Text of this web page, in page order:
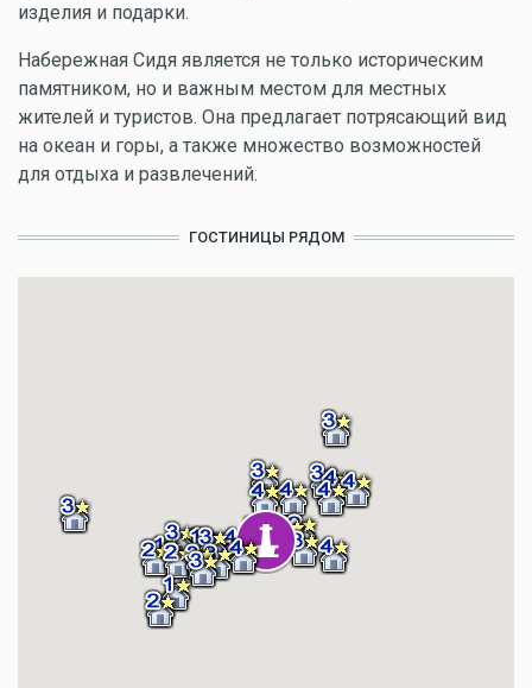
изделия и подарки.
Набережная Сидя является не только историческим
памятником, но и важным местом для местных
жителей и туристов. Она предлагает потрясающий вид
на океан и горы, а также множество возможностей
для отдыха и развлечений.
ГОСТИНИЦЫ РЯДОМ